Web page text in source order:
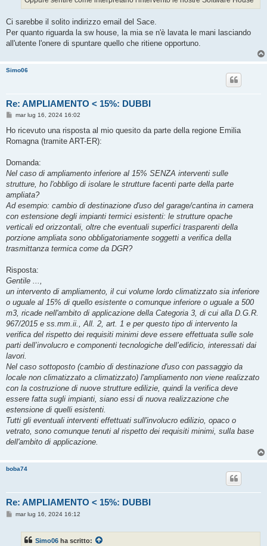
Ci sarebbe il solito indirizzo email del Sace.
Per quanto riguarda la sw house, la mia se n'è lavata le mani lasciando
all'utente l'onere di spuntare quello che ritiene opportuno.
Simo06
Re: AMPLIAMENTO < 15%: DUBBI
M
s
a
i
o
mar lug 16, 2024 16:02
Ho ricevuto una risposta al mio quesito da parte della regione Emilia
Romagna (tramite ART-ER):
Domanda:
Nel caso di ampliamento inferiore al 15% SENZA interventi sulle
strutture, ho l'obbligo di isolare le strutture facenti parte della parte
ampliata?
Ad esempio: cambio di destinazione d'uso del garage/cantina in camera
con estensione degli impianti termici esistenti: le strutture opache
verticali ed orizzontali, oltre che eventuali superfici trasparenti della
porzione ampliata sono obbligatoriamente soggetti a verifica della
trasmittanza termica come da DGR?
Risposta:
Gentile ...,
un intervento di ampliamento, il cui volume lordo climatizzato sia inferiore
o uguale al 15% di quello esistente o comunque inferiore o uguale a 500
m3, ricade nell'ambito di applicazione della Categoria 3, di cui alla D.G.R.
967/2015 e ss.mm.ii., All. 2, art. 1 e per questo tipo di intervento la
verifica del rispetto dei requisiti minimi deve essere effettuata sulle sole
parti dell’involucro e componenti tecnologiche dell’edificio, interessati dai
lavori.
Nel caso sottoposto (cambio di destinazione d'uso con passaggio da
locale non climatizzato a climatizzato) l'ampliamento non viene realizzato
con la costruzione di nuove strutture edilizie, quindi la verifica deve
essere fatta sugli impianti, siano essi di nuova realizzazione che
estensione di quelli esistenti.
Tutti gli eventuali interventi effettuati sull'involucro edilizio, opaco o
vetrato, sono comunque tenuti al rispetto dei requisiti minimi, sulla base
dell'ambito di applicazione.
boba74
Re: AMPLIAMENTO < 15%: DUBBI
Mmar lug 16, 2024 16:12
Simo06 ha scritto: